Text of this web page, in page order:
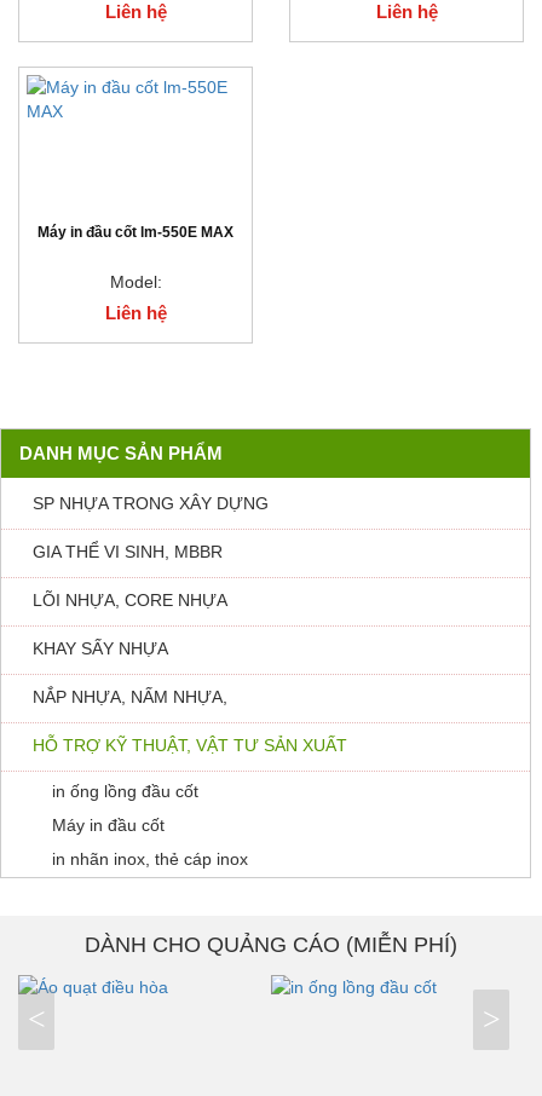
Liên hệ Liên hệ
Máy in đầu cốt lm-550E MAX
Model:
Liên hệ
DANH MỤC SẢN PHẨM
SP NHỰA TRONG XÂY DỰNG
GIA THỂ VI SINH, MBBR
LÕI NHỰA, CORE NHỰA
KHAY SẤY NHỰA
NẮP NHỰA, NẤM NHỰA,
HỖ TRỢ KỸ THUẬT, VẬT TƯ SẢN XUẤT
in ống lồng đầu cốt
Máy in đầu cốt
in nhãn inox, thẻ cáp inox
DÀNH CHO QUẢNG CÁO (MIỄN PHÍ)
< >